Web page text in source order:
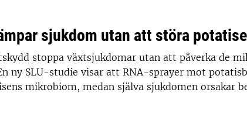
sjukdom utan att störa
stoppa växtsjukdomar utan att påverka de
ny SLU-studie visar att RNA-sprayer mot
mikrobiom, medan själva sjukdomen orsakar